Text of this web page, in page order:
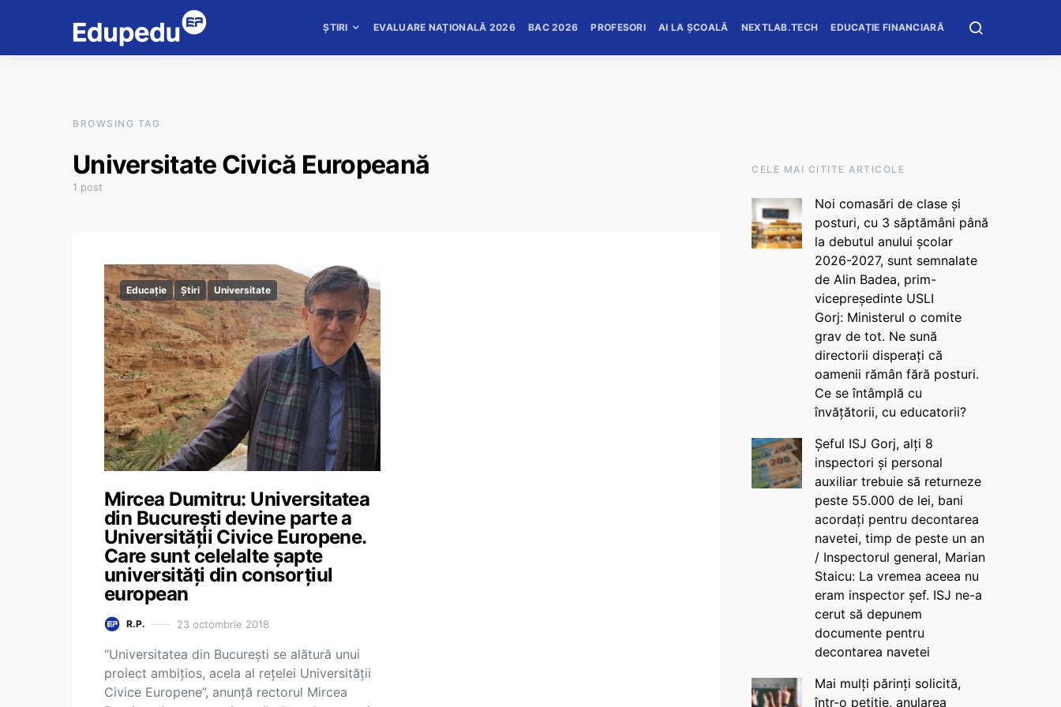
ȘTIRI EVALUARE NAȚIONALĂ 2026 BAC 2026 PROFESORI AI LA ȘCOALĂ NEXTLAB.TECH EDUCAȚIE FINANCIARĂ
BROWSING TAG
Universitate Civică Europeană
1 post
Educație Știri Universitate
Mircea Dumitru: Universitatea
din București devine parte a
Universității Civice Europene.
Care sunt celelalte șapte
universități din consorțiul
european
R.P. 23 octombrie 2018
“Universitatea din București se alătură unui
proiect ambițios, acela al rețelei Universității
Civice Europene”, anunță rectorul Mircea
CELE MAI CITITE ARTICOLE
Noi comasări de clase și
posturi, cu 3 săptămâni până
la debutul anului școlar
2026-2027, sunt semnalate
de Alin Badea, prim-
vicepreședinte USLI
Gorj: Ministerul o comite
grav de tot. Ne sună
directorii disperați că
oamenii rămân fără posturi.
Ce se întâmplă cu
învățătorii, cu educatorii?
Șeful ISJ Gorj, alți 8
inspectori și personal
auxiliar trebuie să returneze
peste 55.000 de lei, bani
acordați pentru decontarea
navetei, timp de peste un an
/ Inspectorul general, Marian
Staicu: La vremea aceea nu
eram inspector șef. ISJ ne-a
cerut să depunem
documente pentru
decontarea navetei
Mai mulți părinți solicită,
într-o petiție, anularea